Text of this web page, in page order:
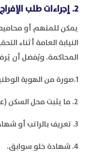
2. إجراءات طلب الإفراج المؤقت
يمكن للمتهم أو
النيابة العامة أثناء
المحاكمة. ويُفضل أن
1.صورة من الهوية الوطنية أو الإقامة.
2. ما يثبت محل السكن (عقد إيجار، فاتورة كهرباء، صك ملكية).
3. تعريف بالراتب أو شهادة عمل.
4. شهادة خلو سوابق.